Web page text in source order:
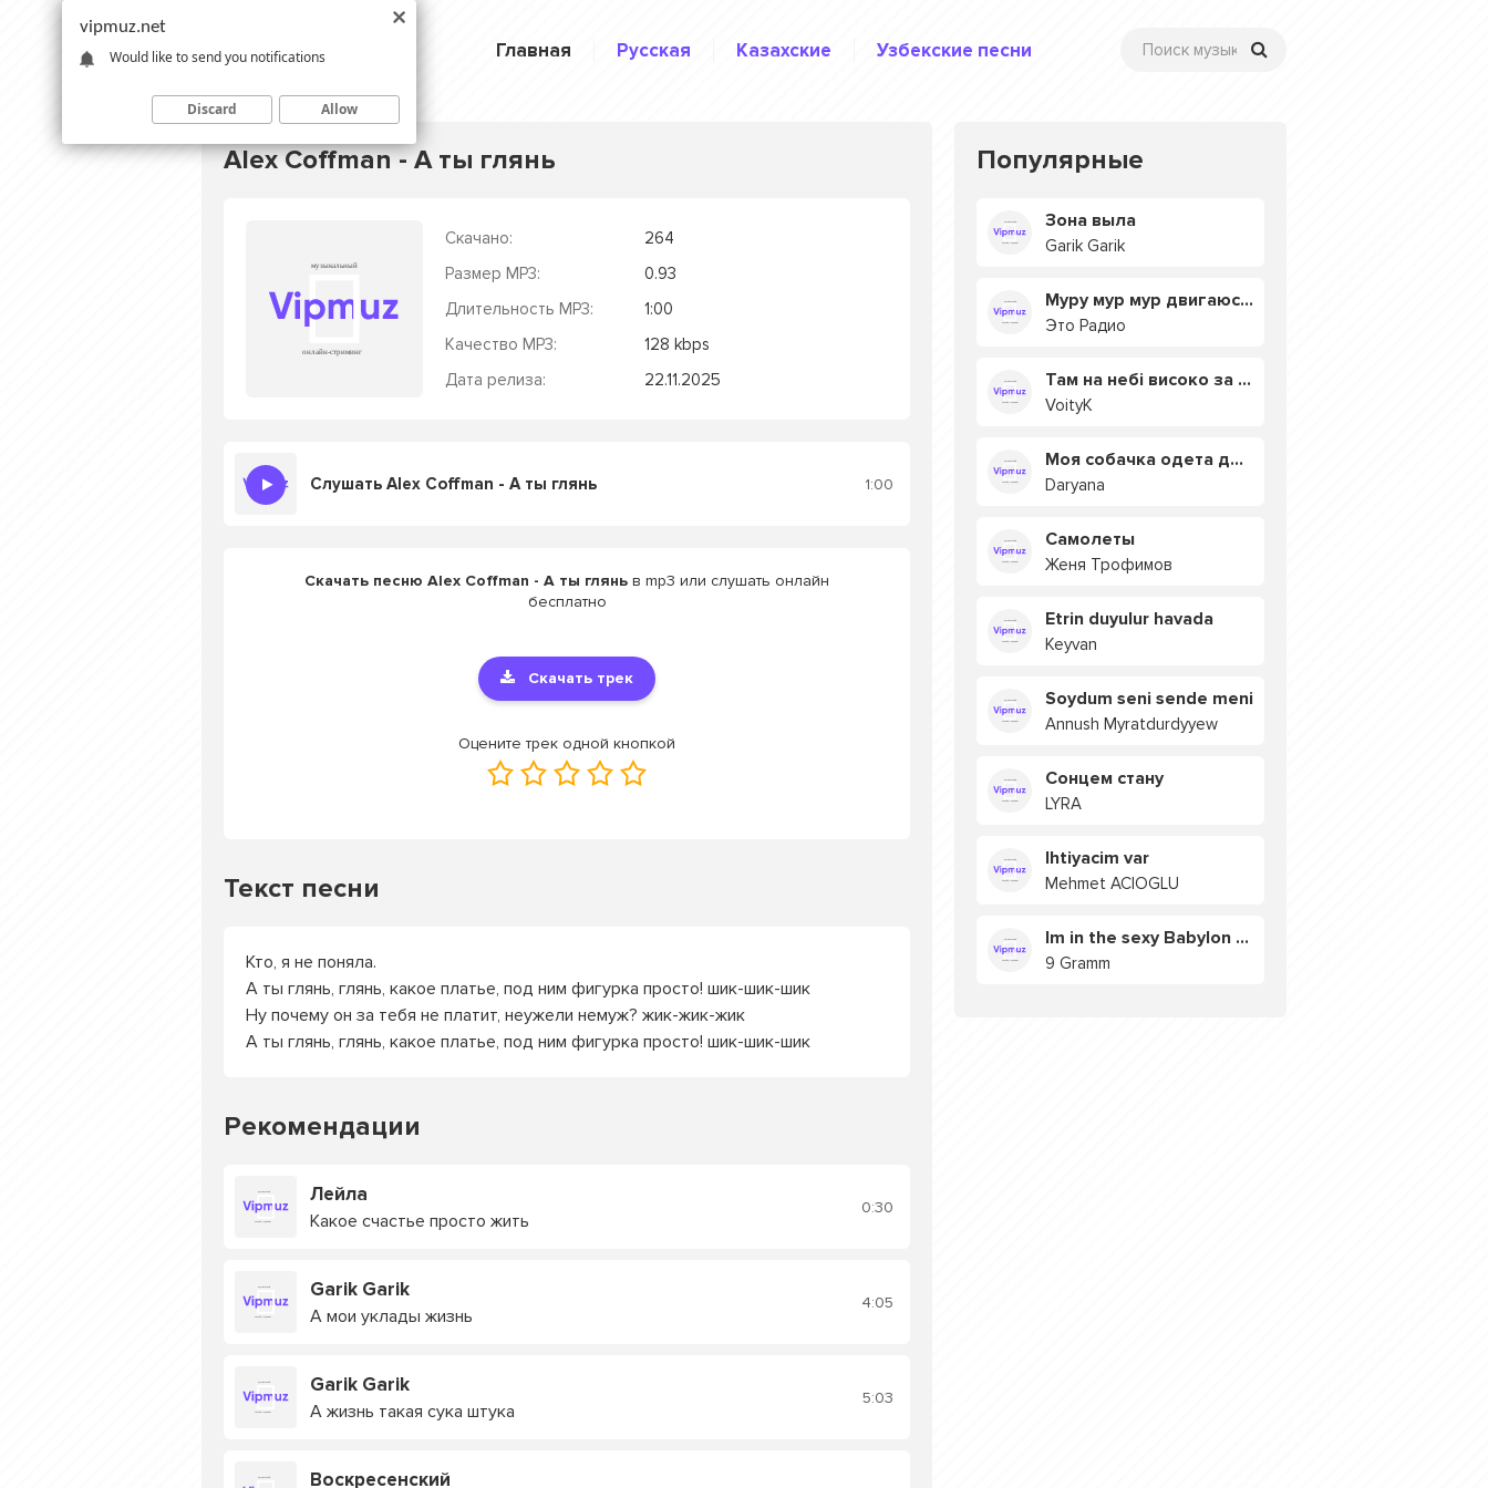
Главная Русская Казахские Узбекские песни
Alex Coffman - А ты глянь
Скачано:
264
Размер MP3:
0.93
Длительность MP3:
1:00
Качество MP3:
128 kbps
Дата релиза:
22.11.2025
Слушать Alex Coffman - А ты глянь 1:00
Скачать песню Alex Coffman - А ты глянь в mp3 или слушать онлайн
бесплатно
Скачать трек
Оцените трек одной кнопкой
Текст песни
Кто, я не поняла.
А ты глянь, глянь, какое платье, под ним фигурка просто! шик-шик-шик
Ну почему он за тебя не платит, неужели немуж? жик-жик-жик
А ты глянь, глянь, какое платье, под ним фигурка просто! шик-шик-шик
Рекомендации
Лейла
Какое счастье просто жить
0:30
Garik Garik
А мои уклады жизнь
4:05
Garik Garik
А жизнь такая сука штука
5:03
Воскресенский
Популярные
Зона выла
Garik Garik
Муру мур мур двигаюсь на мурмулях
Это Радио
Там на небі високо за хмарами
VoityK
Моя собачка одета дороже тебя
Daryana
Самолеты
Женя Трофимов
Etrin duyulur havada
Keyvan
Soydum seni sende meni
Annush Myratdurdyyew
Сонцем стану
LYRA
Ihtiyacim var
Mehmet ACIOGLU
Im in the sexy Babylon БУЯ
9 Gramm
vipmuz.net
Would like to send you notifications
Discard Allow